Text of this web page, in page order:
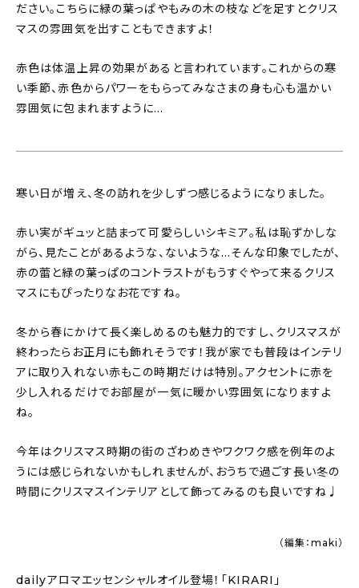
ださい。こちらに緑の葉っぱやもみの木の枝などを足すとクリス
マスの雰囲気を出すこともできますよ！
赤色は体温上昇の効果があると言われています。これからの寒
い季節、赤色からパワーをもらってみなさまの身も心も温かい
雰囲気に包まれますように…
寒い日が増え、冬の訪れを少しずつ感じるようになりました。
赤い実がギュッと詰まって可愛らしいシキミア。私は恥ずかしな
がら、見たことがあるような、ないような…そんな印象でしたが、
赤の蕾と緑の葉っぱのコントラストがもうすぐやって来るクリス
マスにもぴったりなお花ですね。
冬から春にかけて長く楽しめるのも魅力的ですし、クリスマスが
終わったらお正月にも飾れそうです！我が家でも普段はインテリ
アに取り入れない赤もこの時期だけは特別。アクセントに赤を
少し入れるだけでお部屋が一気に暖かい雰囲気になりますよ
ね。
今年はクリスマス時期の街のざわめきやワクワク感を例年のよ
うには感じられないかもしれませんが、おうちで過ごす長い冬の
時間にクリスマスインテリアとして飾ってみるのも良いですね♩
（編集：maki）
dailyアロマエッセンシャルオイル登場！「KIRARI」